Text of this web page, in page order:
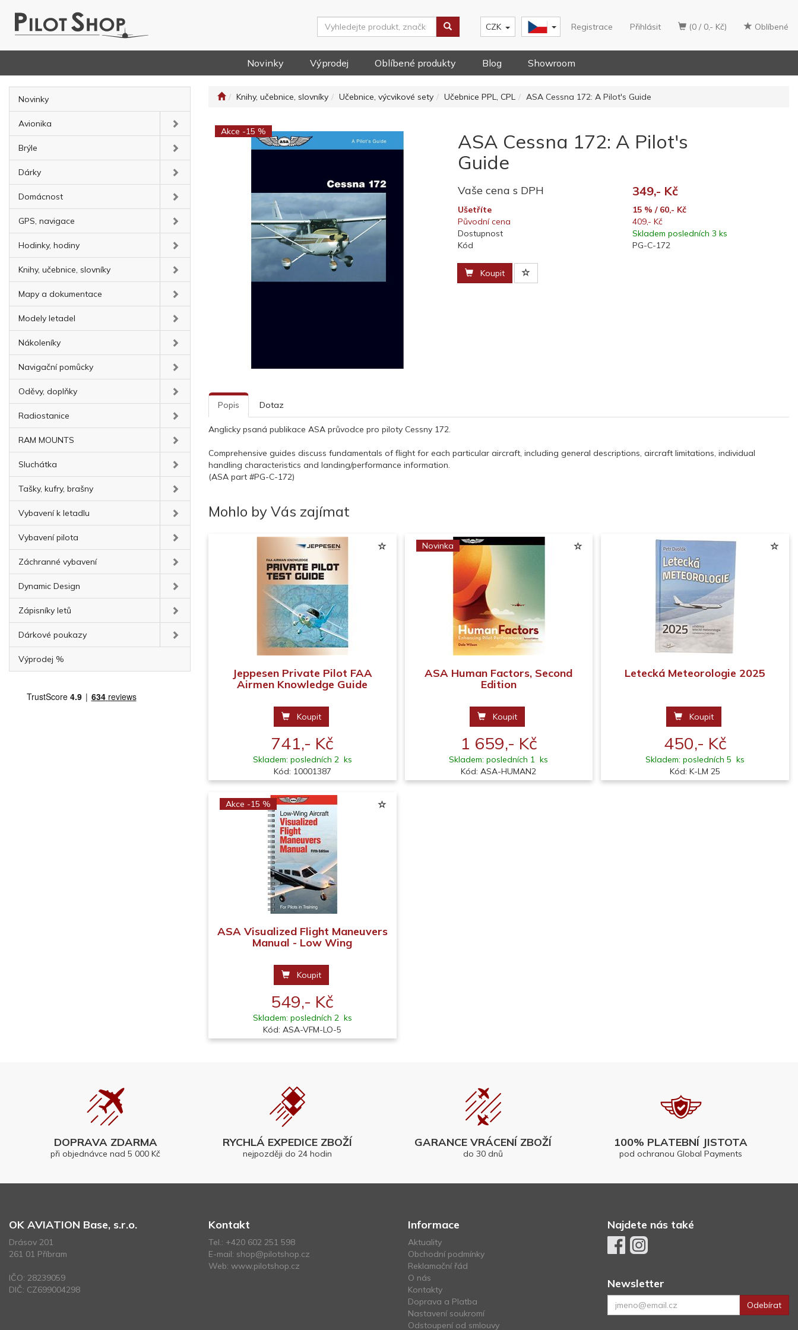
(0 / 0,- Kč) Oblíbené
Registrace Přihlásit
CZK
Novinky Výprodej Oblíbené produkty Blog Showroom
Novinky
Avionika
Brýle
Dárky
Domácnost
GPS, navigace
Hodinky, hodiny
Knihy, učebnice, slovníky
Mapy a dokumentace
Modely letadel
Nákoleníky
Navigační pomůcky
Oděvy, doplňky
Radiostanice
RAM MOUNTS
Sluchátka
Tašky, kufry, brašny
Vybavení k letadlu
Vybavení pilota
Záchranné vybavení
Dynamic Design
Zápisníky letů
Dárkové poukazy
Výprodej %
Knihy, učebnice, slovníky Učebnice, výcvikové sety Učebnice PPL, CPL ASA Cessna 172: A Pilot's Guide
Akce -15 %
ASA Cessna 172: A Pilot's
Guide
Vaše cena s DPH 349,- Kč
Ušetříte
15 % / 60,- Kč
Původní cena
409,- Kč
Dostupnost
Skladem posledních 3 ks
Kód
PG-C-172
Koupit
Popis Dotaz
Anglicky psaná publikace ASA průvodce pro piloty Cessny 172.
Comprehensive guides discuss fundamentals of flight for each particular aircraft, including general descriptions, aircraft limitations, individual
handling characteristics and landing/performance information.
(ASA part #PG-C-172)
Mohlo by Vás zajímat
Jeppesen Private Pilot FAA
Airmen Knowledge Guide
Koupit
741,- Kč
Skladem: posledních 2 ks
Kód: 10001387
Novinka
ASA Human Factors, Second
Edition
Koupit
1 659,- Kč
Skladem: posledních 1 ks
Kód: ASA-HUMAN2
Letecká Meteorologie 2025
Koupit
450,- Kč
Skladem: posledních 5 ks
Kód: K-LM 25
Akce -15 %
ASA Visualized Flight Maneuvers
Manual - Low Wing
Koupit
549,- Kč
Skladem: posledních 2 ks
Kód: ASA-VFM-LO-5
DOPRAVA ZDARMA
při objednávce nad 5 000 Kč
RYCHLÁ EXPEDICE ZBOŽÍ
nejpozději do 24 hodin
GARANCE VRÁCENÍ ZBOŽÍ
do 30 dnů
100% PLATEBNÍ JISTOTA
pod ochranou Global Payments
OK AVIATION Base, s.r.o.
Drásov 201
261 01 Příbram
IČO: 28239059
DIČ: CZ699004298
Kontakt
Tel.: +420 602 251 598
E-mail: shop@pilotshop.cz
Web: www.pilotshop.cz
Informace
Aktuality
Obchodní podmínky
Reklamační řád
O nás
Kontakty
Doprava a Platba
Nastavení soukromí
Odstoupení od smlouvy
Najdete nás také
Newsletter
Odebírat